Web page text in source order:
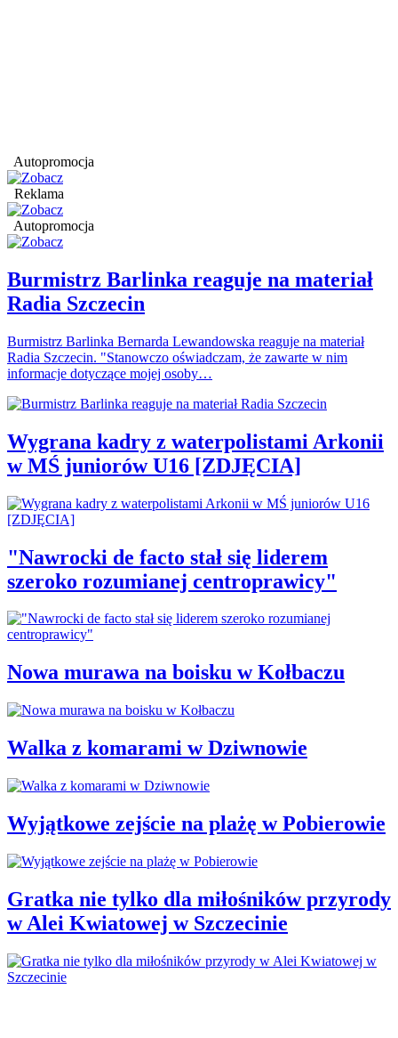
Autopromocja
Reklama
Autopromocja
Burmistrz Barlinka reaguje na materiał
Radia Szczecin
Burmistrz Barlinka Bernarda Lewandowska reaguje na materiał
Radia Szczecin. "Stanowczo oświadczam, że zawarte w nim
informacje dotyczące mojej osoby…
Wygrana kadry z waterpolistami Arkonii
w MŚ juniorów U16 [ZDJĘCIA]
"Nawrocki de facto stał się liderem
szeroko rozumianej centroprawicy"
Nowa murawa na boisku w Kołbaczu
Walka z komarami w Dziwnowie
Wyjątkowe zejście na plażę w Pobierowie
Gratka nie tylko dla miłośników przyrody
w Alei Kwiatowej w Szczecinie